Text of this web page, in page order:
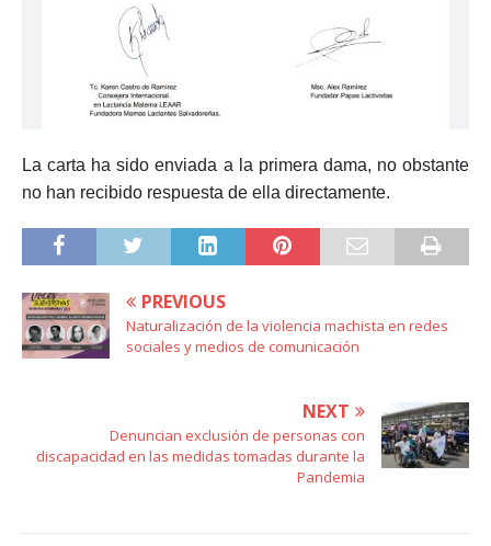
La carta ha sido enviada a la primera dama, no obstante
no han recibido respuesta de ella directamente.
PREVIOUS
Naturalización de la violencia machista en redes
sociales y medios de comunicación
NEXT
Denuncian exclusión de personas con
discapacidad en las medidas tomadas durante la
Pandemia